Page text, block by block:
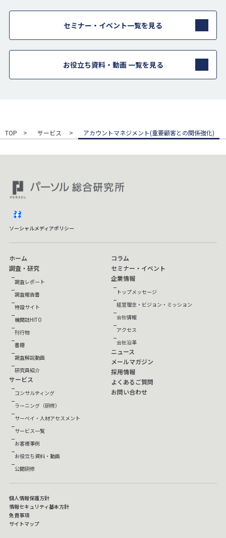
セミナー・イベント一覧を見る
お役立ち資料・動画 一覧を見る
TOP サービス アカウントマネジメント(重要顧客との関係強化)
ソーシャルメディアポリシー
ホーム
調査・研究
調査レポート
調査報告書
特設サイト
機関誌HITO
刊行物
書籍
調査解説動画
研究員紹介
サービス
コンサルティング
ラーニング（研修）
サーベイ・人材アセスメント
サービス一覧
お客様事例
お役立ち資料・動画
公開研修
コラム
セミナー・イベント
企業情報
トップメッセージ
経営理念・ビジョン・ミッション
会社情報
アクセス
会社沿革
ニュース
メールマガジン
採用情報
よくあるご質問
お問い合わせ
個人情報保護方針
情報セキュリティ基本方針
免責事項
サイトマップ